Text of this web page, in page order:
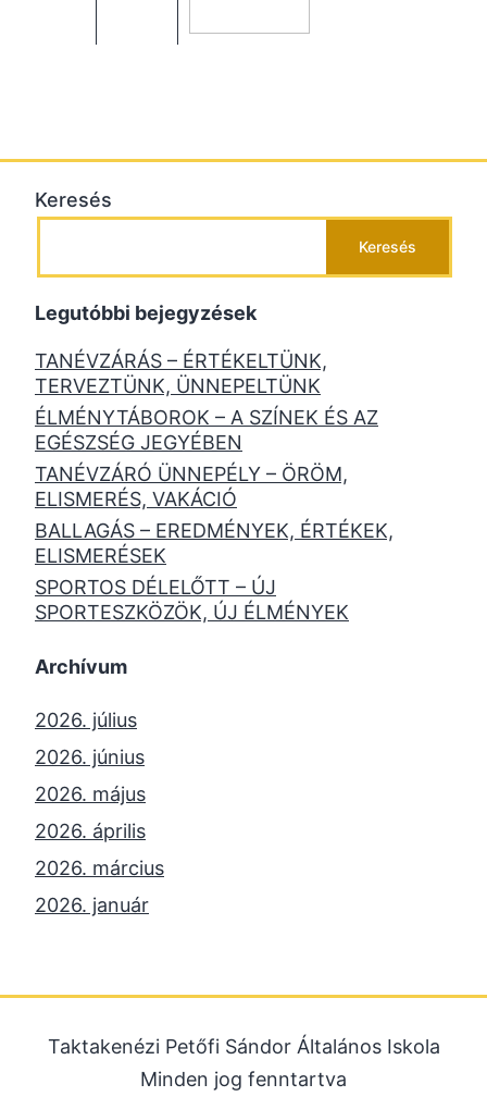
Keresés
Keresés
Legutóbbi bejegyzések
TANÉVZÁRÁS – ÉRTÉKELTÜNK,
TERVEZTÜNK, ÜNNEPELTÜNK
ÉLMÉNYTÁBOROK – A SZÍNEK ÉS AZ
EGÉSZSÉG JEGYÉBEN
TANÉVZÁRÓ ÜNNEPÉLY – ÖRÖM,
ELISMERÉS, VAKÁCIÓ
BALLAGÁS – EREDMÉNYEK, ÉRTÉKEK,
ELISMERÉSEK
SPORTOS DÉLELŐTT – ÚJ
SPORTESZKÖZÖK, ÚJ ÉLMÉNYEK
Archívum
2026. július
2026. június
2026. május
2026. április
2026. március
2026. január
2025. július
2025. június
Taktakenézi Petőfi Sándor Általános Iskola
Minden jog fenntartva